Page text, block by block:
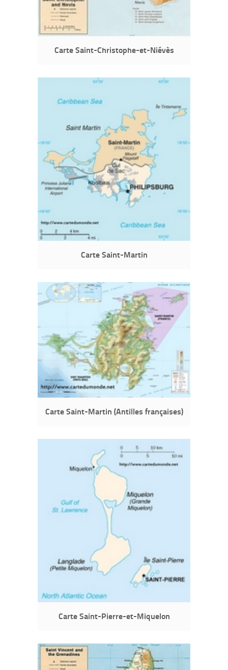
Carte Saint-Christophe-et-Niévès
Carte Saint-Martin
Carte Saint-Martin (Antilles françaises)
Carte Saint-Pierre-et-Miquelon